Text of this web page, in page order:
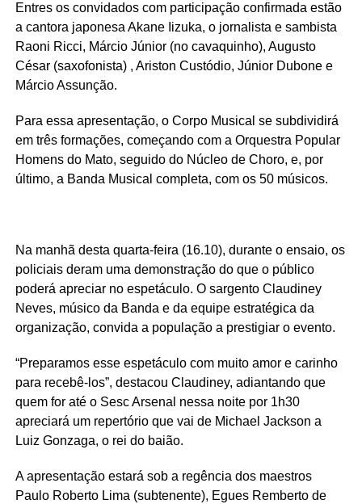
Entres os convidados com participação confirmada estão
a cantora japonesa Akane Iizuka, o jornalista e sambista
Raoni Ricci, Márcio Júnior (no cavaquinho), Augusto
César (saxofonista) , Ariston Custódio, Júnior Dubone e
Márcio Assunção.
Para essa apresentação, o Corpo Musical se subdividirá
em três formações, começando com a Orquestra Popular
Homens do Mato, seguido do Núcleo de Choro, e, por
último, a Banda Musical completa, com os 50 músicos.
Na manhã desta quarta-feira (16.10), durante o ensaio, os
policiais deram uma demonstração do que o público
poderá apreciar no espetáculo. O sargento Claudiney
Neves, músico da Banda e da equipe estratégica da
organização, convida a população a prestigiar o evento.
“Preparamos esse espetáculo com muito amor e carinho
para recebê-los”, destacou Claudiney, adiantando que
quem for até o Sesc Arsenal nessa noite por 1h30
apreciará um repertório que vai de Michael Jackson a
Luiz Gonzaga, o rei do baião.
A apresentação estará sob a regência dos maestros
Paulo Roberto Lima (subtenente), Egues Remberto de